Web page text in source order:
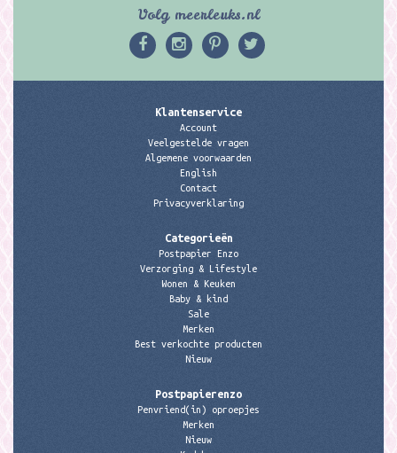
Volg meerleuks.nl
Klantenservice
Account
Veelgestelde vragen
Algemene voorwaarden
English
Contact
Privacyverklaring
Categorieën
Postpapier Enzo
Verzorging & Lifestyle
Wonen & Keuken
Baby & kind
Sale
Merken
Best verkochte producten
Nieuw
Postpapierenzo
Penvriend(in) oproepjes
Merken
Nieuw